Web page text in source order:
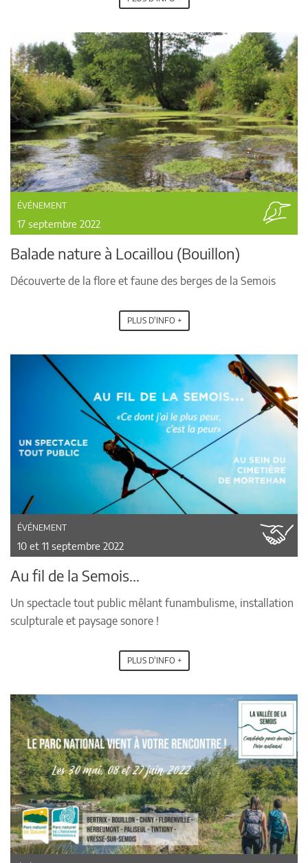
ÉVÉNEMENT
17 septembre 2022
Balade nature à Locaillou (Bouillon)
Découverte de la flore et faune des berges de la Semois
PLUS D'INFO +
ÉVÉNEMENT
10 et 11 septembre 2022
Au fil de la Semois...
Un spectacle tout public mêlant funambulisme, installation
sculpturale et paysage sonore !
PLUS D'INFO +